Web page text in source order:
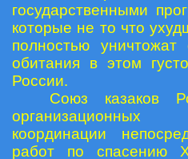
государственными
которые не то что
полностью
обитания в этом
России.
Союз казаков
координации
работ по спасению